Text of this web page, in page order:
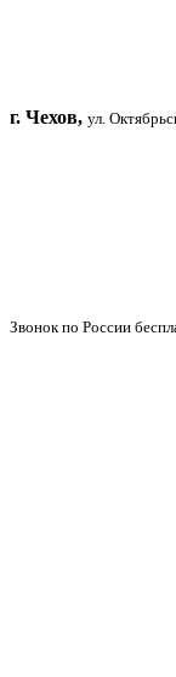
г. Чехов, ул.
Звонок по России